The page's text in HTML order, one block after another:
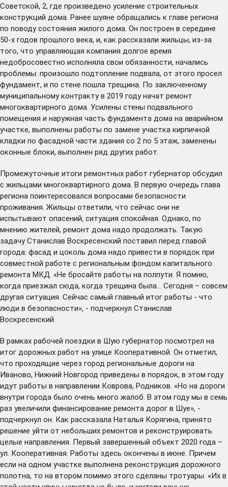
Советской, 2, где произведено усиление строительных
конструкций дома. Ранее шуяне обращались к главе региона
по поводу состояния жилого дома. Он построен в середине
50-х годов прошлого века, и, как рассказали жильцы, из-за
того, что управляющая компания долгое время
недобросовестно исполняла свои обязанности, начались
проблемы: произошло подтопление подвала, от этого просел
фундамент, и по стене пошла трещина. По заключенному
муниципальному контракту в 2019 году начат ремонт
многоквартирного дома. Усилены стены подвального
помещения и наружная часть фундамента дома на аварийном
участке, выполнены работы по замене участка кирпичной
кладки по фасадной части здания со 2 по 5 этаж, заменены
оконные блоки, выполнен ряд других работ.
Промежуточные итоги ремонтных работ губернатор обсудил
с жильцами многоквартирного дома. В первую очередь глава
региона поинтересовался вопросами безопасности
проживания. Жильцы ответили, что сейчас они не
испытывают опасений, ситуация спокойная. Однако, по
мнению жителей, ремонт дома надо продолжать. Такую
задачу Станислав Воскресенский поставил перед главой
города: фасад и цоколь дома надо привести в порядок при
совместной работе с региональным фондом капитального
ремонта МКД. «Не бросайте работы на полпути. Я помню,
когда приезжал сюда, когда трещина была… Сегодня – совсем
другая ситуация. Сейчас самый главный итог работы - что
люди в безопасности», - подчеркнул Станислав
Воскресенский.
В рамках рабочей поездки в Шую губернатор посмотрел на
итог дорожных работ на улице Кооперативной. Он отметил,
что проходящие через город региональные дороги на
Иваново, Нижний Новгород приведены в порядок, в этом году
идут работы в направлении Коврова, Родников. «Но на дороги
внутри города было очень много жалоб. В этом году мы в семь
раз увеличили финансирование ремонта дорог в Шуе», -
подчеркнул он. Как рассказала Наталья Корягина, принято
решение уйти от небольших ремонтов и реконструировать
целые направления. Первый завершенный объект 2020 года –
ул. Кооперативная. Работы здесь окончены в июне. Причем
если на одном участке выполнена реконструкция дорожного
полотна, то на втором помимо этого сделаны тротуары. «Их в